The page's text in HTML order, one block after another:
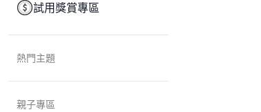
試用獎賞專區
熱門主題
親子專區